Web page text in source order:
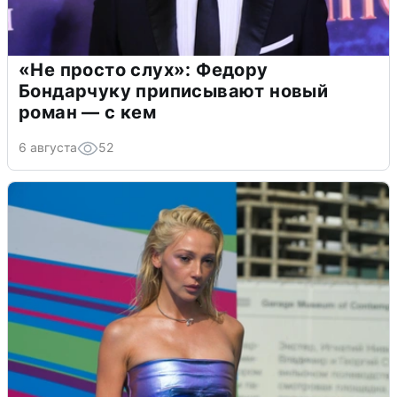
«Не просто слух»: Федору
Бондарчуку приписывают новый
роман — с кем
6 августа 52